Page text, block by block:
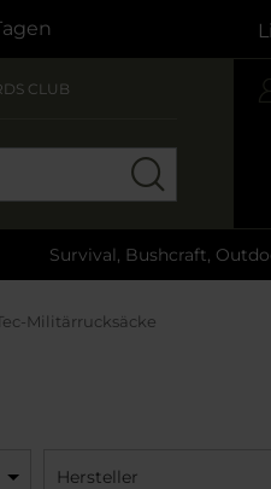
CLUB
Survival, Bushcraft,
Militärrucksäcke
Hersteller